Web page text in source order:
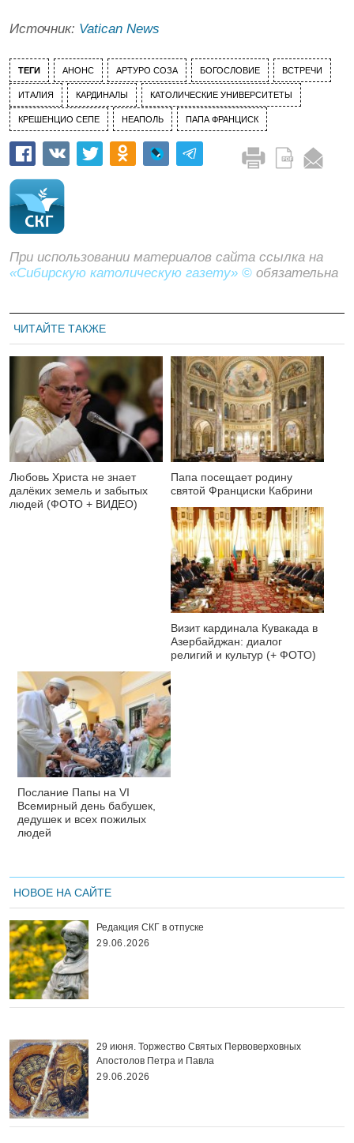
Источник: Vatican News
ТЕГИ АНОНС АРТУРО СОЗА БОГОСЛОВИЕ ВСТРЕЧИ
ИТАЛИЯ КАРДИНАЛЫ КАТОЛИЧЕСКИЕ УНИВЕРСИТЕТЫ
КРЕШЕНЦИО СЕПЕ НЕАПОЛЬ ПАПА ФРАНЦИСК
При использовании материалов сайта ссылка на
«Сибирскую католическую газету» © обязательна
ЧИТАЙТЕ ТАКЖЕ
Любовь Христа не знает
далёких земель и забытых
людей (ФОТО + ВИДЕО)
Папа посещает родину
святой Франциски Кабрини
Визит кардинала Кувакада в
Азербайджан: диалог
религий и культур (+ ФОТО)
Послание Папы на VI
Всемирный день бабушек,
дедушек и всех пожилых
людей
НОВОЕ НА САЙТЕ
Редакция СКГ в отпуске
29.06.2026
29 июня. Торжество Святых Первоверховных
Апостолов Петра и Павла
29.06.2026